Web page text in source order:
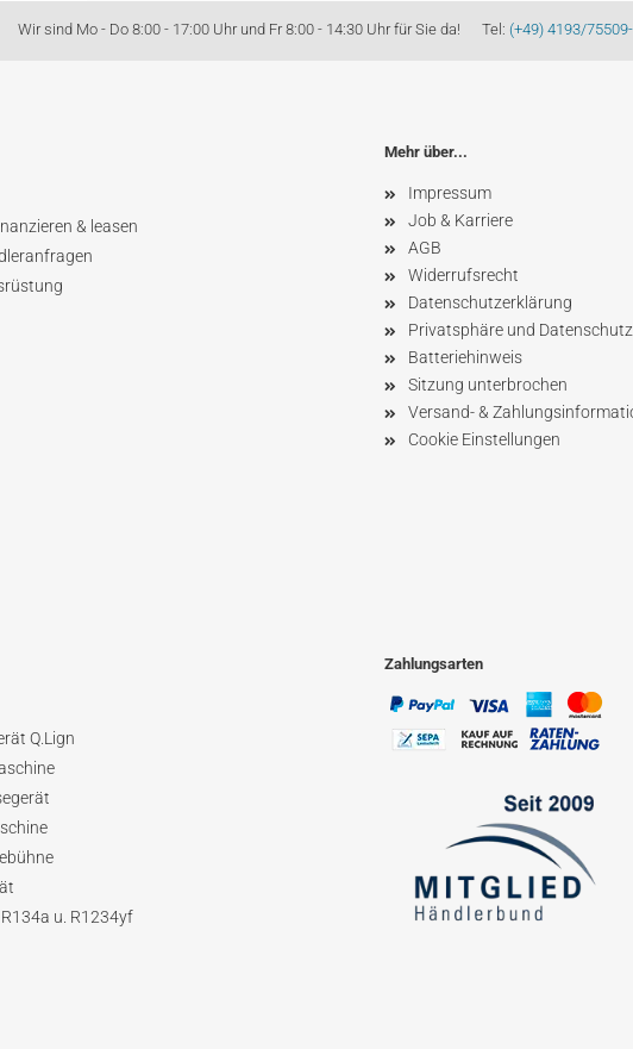
Wir sind Mo - Do 8:00 - 17:00 Uhr und Fr 8:00 - 14:30 Uhr für Sie da! Tel: (+49) 4193/
& leasen
Mehr über...
Impressum
Job & Karriere
AGB
Widerrufsrecht
Datenschutzerklärung
Privatsphäre und Datenschutz
Batteriehinweis
Sitzung unterbrochen
Versand- &
Cookie Einstellungen
Q.Lign
e
u. R1234yf
Zahlungsarten